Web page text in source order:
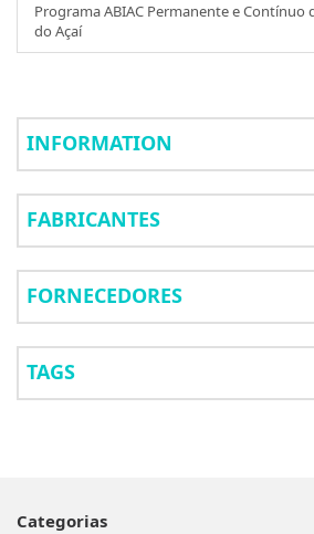
Programa ABIAC Permanente e Contínuo
do Açaí
INFORMATION
FABRICANTES
FORNECEDORES
TAGS
Categorias